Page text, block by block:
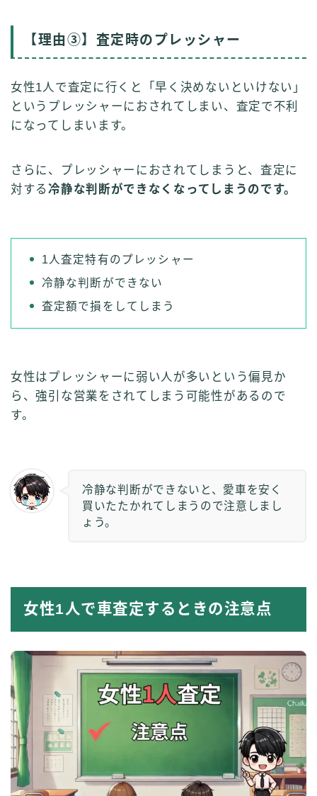
【理由③】査定時のプレッシャー
女性1人で査定に行くと「早く決めないといけない」
というプレッシャーにおされてしまい、査定で不利
になってしまいます。
さらに、プレッシャーにおされてしまうと、査定に
対する冷静な判断ができなくなってしまうのです。
1人査定特有のプレッシャー
冷静な判断ができない
査定額で損をしてしまう
女性はプレッシャーに弱い人が多いという偏見か
ら、強引な営業をされてしまう可能性があるので
す。
冷静な判断ができないと、愛車を安く
買いたたかれてしまうので注意しまし
ょう。
女性1人で車査定するときの注意点